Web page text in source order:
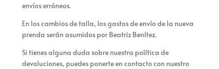
envíos erróneos.
En los cambios de talla, los gastos de envío de la nueva
prenda serán asumidos por Beatriz Benítez.
Si tienes alguna duda sobre nuestra política de
devoluciones, puedes ponerte en contacto con nuestro